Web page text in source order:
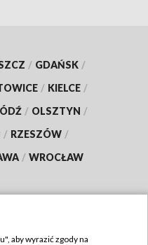
/ GDAŃSK /
/ KIELCE /
/ OLSZTYN /
/ RZESZÓW /
/ WROCŁAW
aby wyrazić zgody na